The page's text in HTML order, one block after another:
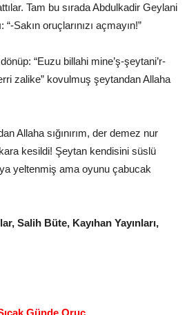
Tam bu sırada Abdulkadir Geylani
Sakın oruçlarınızı açmayın!”
“Euzu billahi mine’ş-şeytani’r-
zalike” kovulmuş şeytandan Allaha
Allaha sığınırım, der demez nur
kesildi! Şeytan kendisini süslü
yeltenmiş ama oyunu çabucak
Salih Büte, Kayıhan Yayınları,
Günde Oruç